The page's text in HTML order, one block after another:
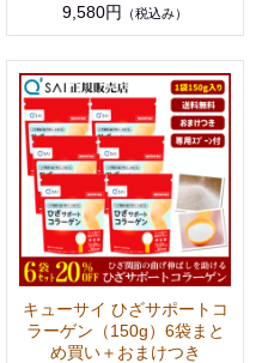
9,580円
（税込み）
キューサイ ひざサポートコ
ラーゲン（150g）6袋まと
め買い＋おまけつき